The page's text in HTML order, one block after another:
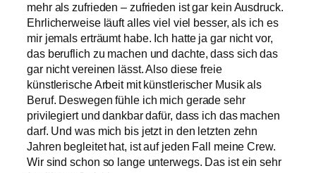
mehr als zufrieden – zufrieden ist gar kein Ausdruck.
Ehrlicherweise läuft alles viel viel besser, als ich es
mir jemals erträumt habe. Ich hatte ja gar nicht vor,
das beruflich zu machen und dachte, dass sich das
gar nicht vereinen lässt. Also diese freie
künstlerische Arbeit mit künstlerischer Musik als
Beruf. Deswegen fühle ich mich gerade sehr
privilegiert und dankbar dafür, dass ich das machen
darf. Und was mich bis jetzt in den letzten zehn
Jahren begleitet hat, ist auf jeden Fall meine Crew.
Wir sind schon so lange unterwegs. Das ist ein sehr